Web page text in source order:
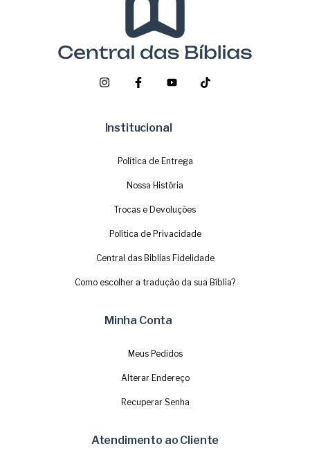
Institucional
Política de Entrega
Nossa História
Trocas e Devoluções
Política de Privacidade
Central das Biblias Fidelidade
Como escolher a tradução da sua Bíblia?
Minha Conta
Meus Pedidos
Alterar Endereço
Recuperar Senha
Atendimento ao Cliente